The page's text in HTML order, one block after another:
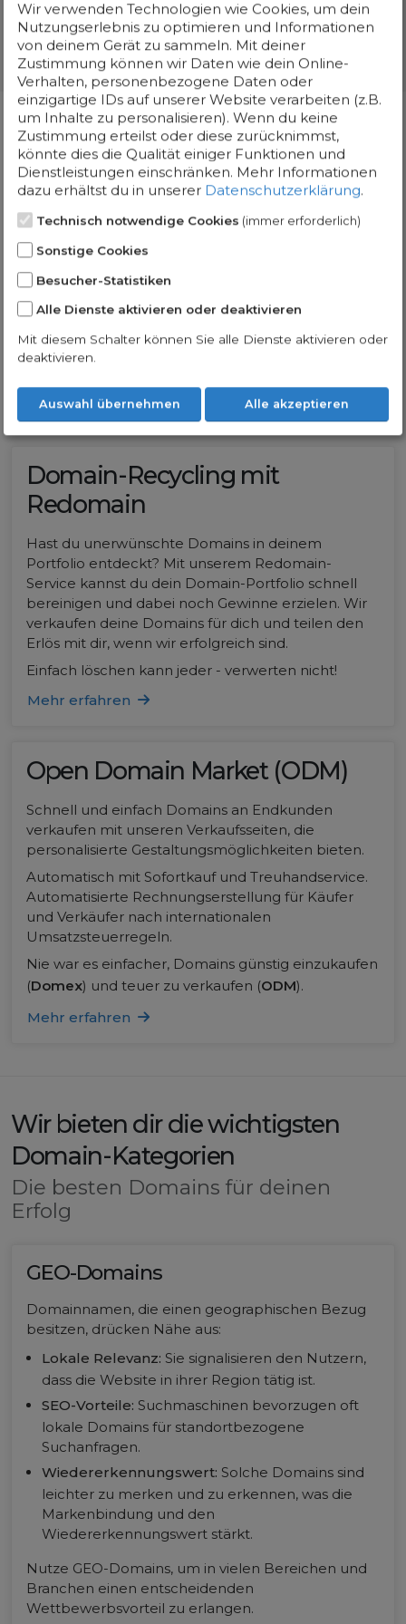
Invest-Domains besitzen generische Keywords oder andere
wertsteigernde Merkmale und stellen daher attraktive
Investitionsoptionen dar.
Domain-Recycling mit
Redomain
Hast du unerwünschte Domains in deinem
Portfolio entdeckt? Mit unserem Redomain-
Service kannst du dein Domain-Portfolio schnell
bereinigen und dabei noch Gewinne erzielen. Wir
verkaufen deine Domains für dich und teilen den
Erlös mit dir, wenn wir erfolgreich sind.
Einfach löschen kann jeder - verwerten nicht!
Mehr erfahren
Open Domain Market (ODM)
Schnell und einfach Domains an Endkunden
verkaufen mit unseren Verkaufsseiten, die
personalisierte Gestaltungsmöglichkeiten bieten.
Automatisch mit Sofortkauf und Treuhandservice.
Automatisierte Rechnungserstellung für Käufer
und Verkäufer nach internationalen
Umsatzsteuerregeln.
Nie war es einfacher, Domains günstig einzukaufen
(Domex) und teuer zu verkaufen (ODM).
Mehr erfahren
Wir bieten dir die wichtigsten
Domain-Kategorien
Die besten Domains für deinen
Erfolg
GEO-Domains
Domainnamen, die einen geographischen Bezug
besitzen, drücken Nähe aus:
Lokale Relevanz: Sie signalisieren den Nutzern,
dass die Website in ihrer Region tätig ist.
SEO-Vorteile: Suchmaschinen bevorzugen oft
lokale Domains für standortbezogene
Suchanfragen.
Wiedererkennungswert: Solche Domains sind
leichter zu merken und zu erkennen, was die
Markenbindung und den
Wiedererkennungswert stärkt.
Nutze GEO-Domains, um in vielen Bereichen und
Branchen einen entscheidenden
Wettbewerbsvorteil zu erlangen.
Wir verwenden Technologien wie Cookies, um dein
Nutzungserlebnis zu optimieren und Informationen
von deinem Gerät zu sammeln. Mit deiner
Zustimmung können wir Daten wie dein Online-
Verhalten, personenbezogene Daten oder
einzigartige IDs auf unserer Website verarbeiten (z.B.
um Inhalte zu personalisieren). Wenn du keine
Zustimmung erteilst oder diese zurücknimmst,
könnte dies die Qualität einiger Funktionen und
Dienstleistungen einschränken. Mehr Informationen
dazu erhältst du in unserer Datenschutzerklärung.
Technisch notwendige Cookies (immer erforderlich)
Sonstige Cookies
Besucher-Statistiken
Alle Dienste aktivieren oder deaktivieren
Mit diesem Schalter können Sie alle Dienste aktivieren oder
deaktivieren.
Auswahl übernehmen Alle akzeptieren